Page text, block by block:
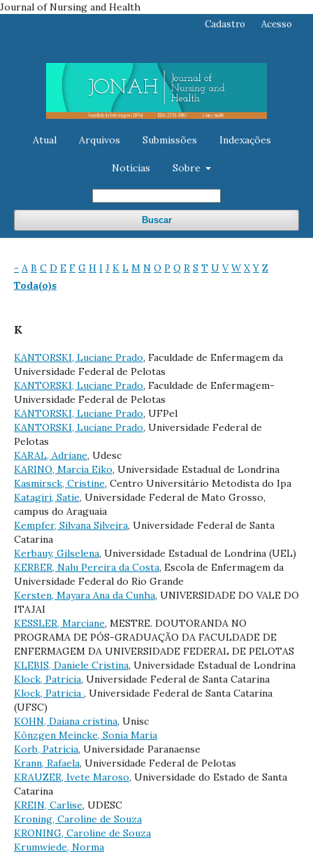
Journal of Nursing and Health
Atual Arquivos Submissões Indexações
Notícias Sobre
Buscar
Cadastro Acesso
- A B C D E F G H I J K L M N O P Q R S T U V W X Y Z
Toda(o)s
K
KANTORSKI, Luciane Prado, Faculdade de Enfermagem da
Universidade Federal de Pelotas
KANTORSKI, Luciane Prado, Faculdade de Enfermagem-
Universidade Federal de Pelotas
KANTORSKI, Luciane Prado, UFPel
KANTORSKI, Luciane Prado, Universidade Federal de
Pelotas
KARAL, Adriane, Udesc
KARINO, Marcia Eiko, Universidade Estadual de Londrina
Kasmirsck, Cristine, Centro Universitário Metodista do Ipa
Katagiri, Satie, Universidade Federal de Mato Grosso,
campus do Araguaia
Kempfer, Silvana Silveira, Universidade Federal de Santa
Catarina
Kerbauy, Gilselena, Universidade Estadual de Londrina (UEL)
KERBER, Nalu Pereira da Costa, Escola de Enfermagem da
Universidade Federal do Rio Grande
Kersten, Mayara Ana da Cunha, UNIVERSIDADE DO VALE DO
ITAJAI
KESSLER, Marciane, MESTRE. DOUTORANDA NO
PROGRAMA DE PÓS-GRADUAÇÃO DA FACULDADE DE
ENFERMAGEM DA UNIVERSIDADE FEDERAL DE PELOTAS
KLEBIS, Daniele Cristina, Universidade Estadual de Londrina
Klock, Patricia, Universidade Federal de Santa Catarina
Klock, Patricia , Universidade Federal de Santa Catarina
(UFSC)
KOHN, Daiana cristina, Unisc
Könzgen Meincke, Sonia Maria
Korb, Patrícia, Universidade Paranaense
Krann, Rafaela, Universidade Federal de Pelotas
KRAUZER, Ivete Maroso, Universidade do Estado de Santa
Catarina
KREIN, Carlise, UDESC
Kroning, Caroline de Souza
KRONING, Caroline de Souza
Krumwiede, Norma